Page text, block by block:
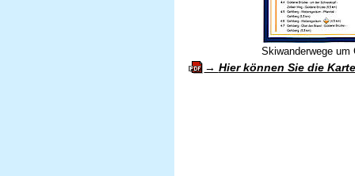
Skiwanderwege um
Hier können Sie die